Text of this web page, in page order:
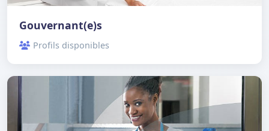
Gouvernant(e)s
Profils disponibles